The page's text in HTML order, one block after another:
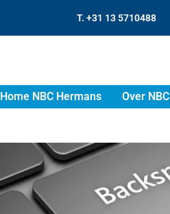
T. +31 13 5710488
Home NBC Hermans Over NBC